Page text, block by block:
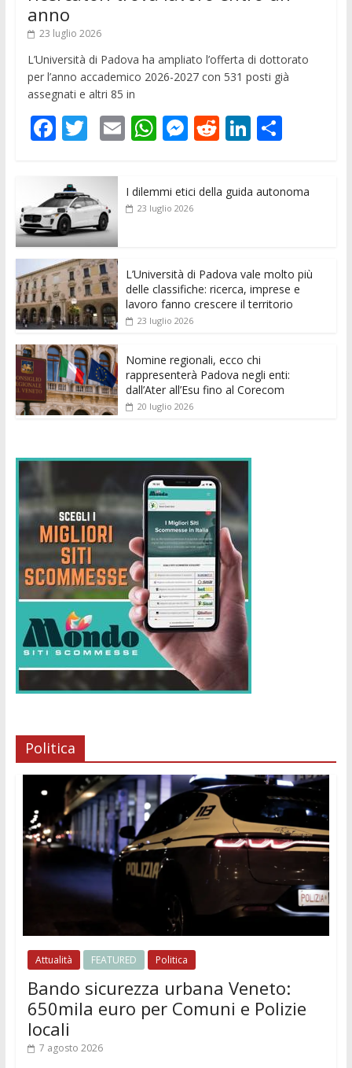
anno
23 luglio 2026
L’Università di Padova ha ampliato l’offerta di dottorato
per l’anno accademico 2026-2027 con 531 posti già
assegnati e altri 85 in
F
e
b
o
o
k
T
itt
er
E
ai
l
W
s
p
M
ss
e
er
R
di
Li
e
C
di
I dilemmi etici della guida autonoma
23 luglio 2026
L’Università di Padova vale molto più
delle classifiche: ricerca, imprese e
lavoro fanno crescere il territorio
23 luglio 2026
Nomine regionali, ecco chi
rappresenterà Padova negli enti:
dall’Ater all’Esu fino al Corecom
20 luglio 2026
Politica
Attualità FEATURED Politica
Bando sicurezza urbana Veneto:
650mila euro per Comuni e Polizie
locali
7 agosto 2026